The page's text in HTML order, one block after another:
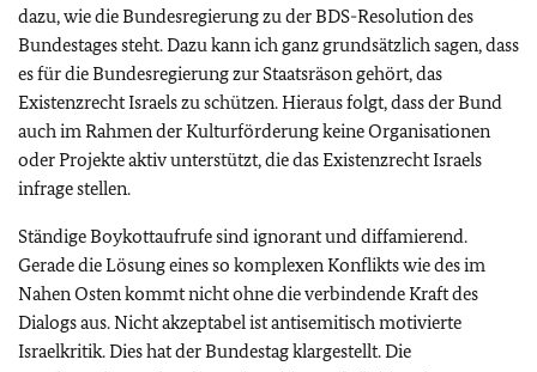
dazu, wie die Bundesregierung zu der BDS-Resolution des
Bundestages steht. Dazu kann ich ganz grundsätzlich sagen, dass
es für die Bundesregierung zur Staatsräson gehört, das
Existenzrecht Israels zu schützen. Hieraus folgt, dass der Bund
auch im Rahmen der Kulturförderung keine Organisationen
oder Projekte aktiv unterstützt, die das Existenzrecht Israels
infrage stellen.
Ständige Boykottaufrufe sind ignorant und diffamierend.
Gerade die Lösung eines so komplexen Konflikts wie des im
Nahen Osten kommt nicht ohne die verbindende Kraft des
Dialogs aus. Nicht akzeptabel ist antisemitisch motivierte
Israelkritik. Dies hat der Bundestag klargestellt. Die